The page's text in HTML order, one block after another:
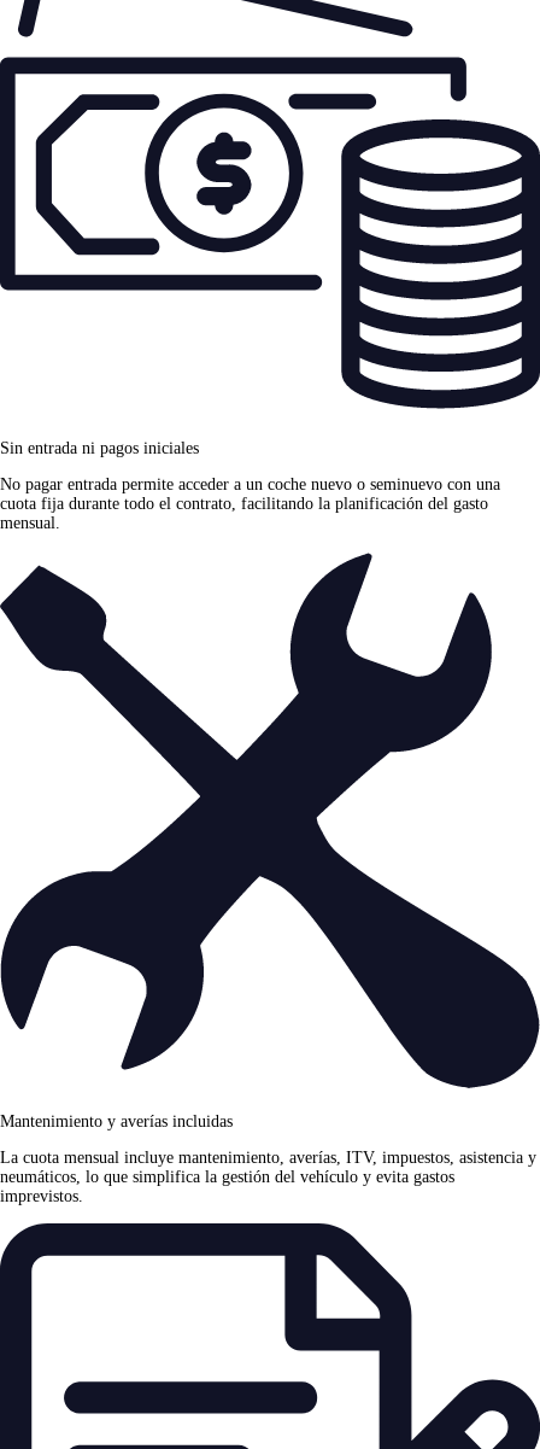
Sin entrada ni pagos iniciales
No pagar entrada permite acceder a un coche nuevo o seminuevo con una
cuota fija durante todo el contrato, facilitando la planificación del gasto
mensual.
Mantenimiento y averías incluidas
La cuota mensual incluye mantenimiento, averías, ITV, impuestos, asistencia y
neumáticos, lo que simplifica la gestión del vehículo y evita gastos
imprevistos.